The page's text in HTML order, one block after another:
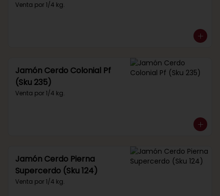
Venta por 1/4 kg.
Jamón Cerdo Colonial Pf
(Sku 235)
Venta por 1/4 kg.
Jamón Cerdo Pierna
Supercerdo (Sku 124)
Venta por 1/4 kg.